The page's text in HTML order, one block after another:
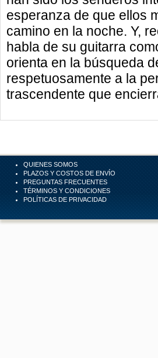
esperanza de que ellos
camino en la noche. Y,
habla de su guitarra
orienta en la búsqueda
respetuosamente a la
trascendente que
QUIENES SOMOS
PLAZOS Y COSTOS DE ENVÍO
PREGUNTAS FRECUENTES
TÉRMINOS Y CONDICIONES
POLÍTICAS DE PRIVACIDAD